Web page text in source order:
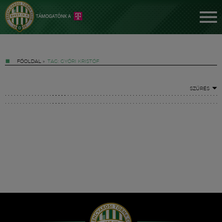
FŐOLDAL » TAG: GYŐRI KRISTÓF
SZŰRÉS
Hírek